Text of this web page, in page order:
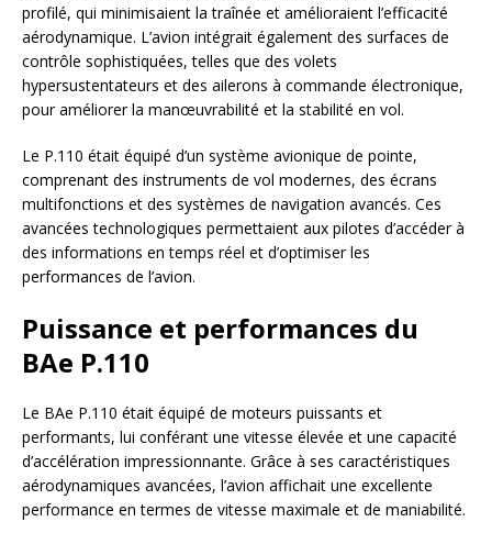
profilé, qui minimisaient la traînée et amélioraient l’efficacité
aérodynamique. L’avion intégrait également des surfaces de
contrôle sophistiquées, telles que des volets
hypersustentateurs et des ailerons à commande électronique,
pour améliorer la manœuvrabilité et la stabilité en vol.
Le P.110 était équipé d’un système avionique de pointe,
comprenant des instruments de vol modernes, des écrans
multifonctions et des systèmes de navigation avancés. Ces
avancées technologiques permettaient aux pilotes d’accéder à
des informations en temps réel et d’optimiser les
performances de l’avion.
Puissance et performances du
BAe P.110
Le BAe P.110 était équipé de moteurs puissants et
performants, lui conférant une vitesse élevée et une capacité
d’accélération impressionnante. Grâce à ses caractéristiques
aérodynamiques avancées, l’avion affichait une excellente
performance en termes de vitesse maximale et de maniabilité.